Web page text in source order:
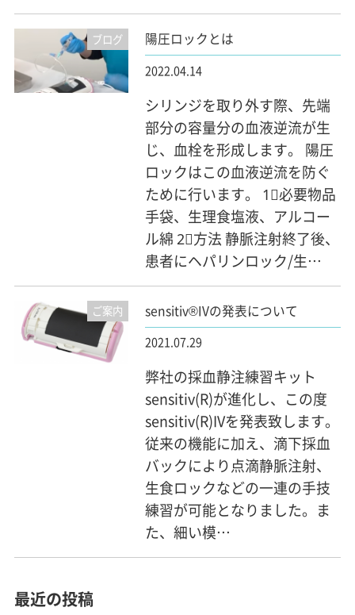
ブログ 陽圧ロックとは
2022.04.14
シリンジを取り外す際、先端
部分の容量分の血液逆流が生
じ、血栓を形成します。 陽圧
ロックはこの血液逆流を防ぐ
ために行います。 1⃣必要物品
手袋、生理食塩液、アルコー
ル綿 2⃣方法 静脈注射終了後、
患者にヘパリンロック/生…
ご案内 sensitiv®IVの発表について
2021.07.29
弊社の採血静注練習キット
sensitiv(R)が進化し、この度
sensitiv(R)IVを発表致します。
従来の機能に加え、滴下採血
バックにより点滴静脈注射、
生食ロックなどの一連の手技
練習が可能となりました。ま
た、細い模…
最近の投稿